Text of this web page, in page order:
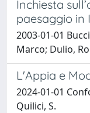
Inchiesta
paesaggio in
2003-01-01
Marco; Dulio,
L'Appia e
2024-01-01
Quilici, S.